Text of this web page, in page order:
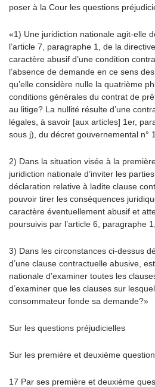
poser à la Cour les questions
«1) Une juridiction nationale agit-elle
l’article 7, paragraphe 1, de la
caractère abusif d’une condition
l’absence de demande en ce sens
qu’elle considère nulle la quatrième
conditions générales du contrat de
au litige? La nullité résulte d’une
légales, à savoir [aux articles] 1er,
sous j), du décret gouvernemental n°
2) Dans la situation visée à la
juridiction nationale d’inviter les
déclaration relative à ladite clause
pouvoir tirer les conséquences
caractère éventuellement abusif et
poursuivis par l’article 6, paragraphe
3) Dans les circonstances ci-dessus
d’une clause contractuelle abusive,
nationale d’examiner toutes les
d’examiner que les clauses sur
consommateur fonde sa demande?»
Sur les questions préjudicielles
Sur les première et deuxième
17 Par ses première et deuxième